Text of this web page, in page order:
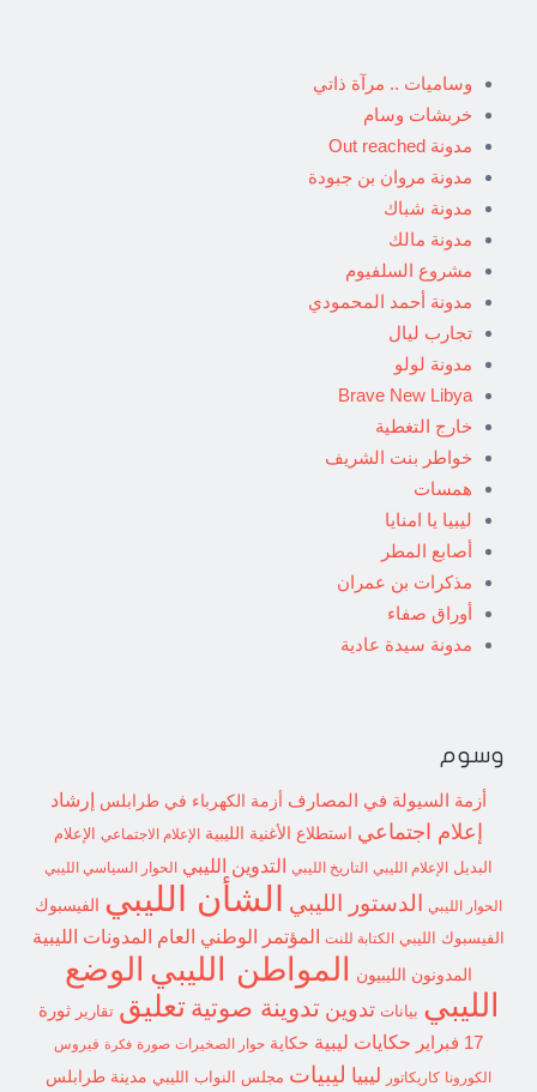
وساميات .. مرآة ذاتي
خربشات وسام
مدونة Out reached
مدونة مروان بن جبودة
مدونة شباك
مدونة مالك
مشروع السلفيوم
مدونة أحمد المحمودي
تجارب ليال
مدونة لولو
Brave New Libya
خارج التغطية
خواطر بنت الشريف
همسات
ليبيا يا امنايا
أصابع المطر
مذكرات بن عمران
أوراق صفاء
مدونة سيدة عادية
وسوم
أزمة السيولة في المصارف أزمة الكهرباء في طرابلس إرشاد
إعلام اجتماعي استطلاع الأغنية الليبية الإعلام الاجتماعي
الإعلام
البديل
الإعلام الليبي التاريخ الليبي التدوين الليبي الحوار السياسي الليبي
الحوار الليبي الدستور الليبي الشأن الليبي الفيسبوك
الفيسبوك الليبي الكتابة للنت المؤتمر الوطني العام المدونات الليبية
المدونون الليبيون المواطن الليبي الوضع
الليبي بيانات تدوين تدوينة صوتية تعليق تقارير
ثورة
17 فبراير
حكايات ليبية حكاية حوار الصخيرات صورة فكرة فيروس
الكورونا كاريكاتور ليبيا ليبيات مجلس النواب الليبي مدينة طرابلس